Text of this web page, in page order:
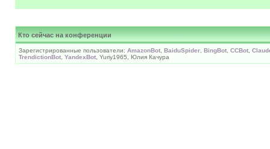
Кто сейчас на конференции
Зарегистрированные пользователи: AmazonBot BaiduSpider BingBot CCBot
TrendictionBot YandexBot , Yuriy1965, Юлия Качура